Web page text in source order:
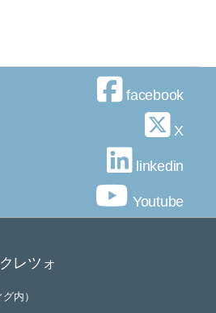
facebook
X
linkedin
Youtube
レツォ
内）